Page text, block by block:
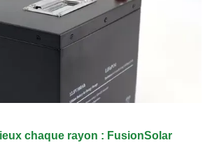
chaque rayon : FusionSolar